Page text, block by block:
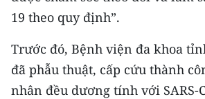
Media Pháp luật
Media Du lịch
Media Thế giới
19 theo quy định”.
Trước đó, Bệnh viện đa khoa
đã phẫu thuật, cấp cứu thành
nhân đều dương tính với SARS-